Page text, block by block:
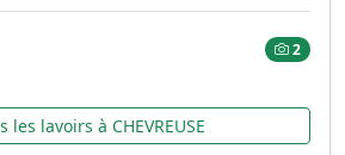
2
les lavoirs à CHEVREUSE